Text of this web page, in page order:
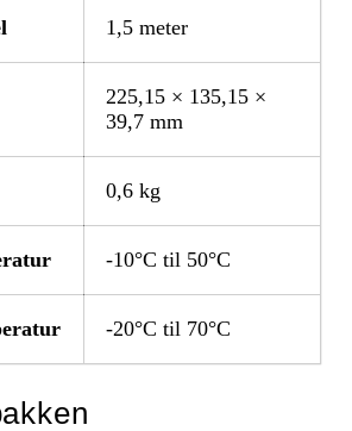
1,5 meter
225,15 × 135,15 ×
39,7 mm
0,6 kg
-10°C til 50°C
-20°C til 70°C